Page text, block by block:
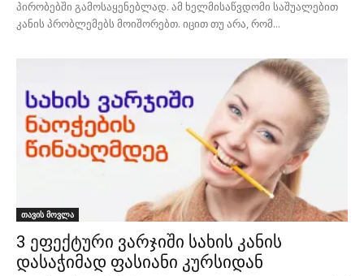
პირობებში გამოსაყენებლად. ამ ხელმისაწვდომი საშუალებით
კანის პრობლემებს მოიშორებთ. იცით თუ არა, რომ...
თავის მოვლა
3 ეფექტური ვარჯიში სახის კანის
დასაჭიმად ფასიანი კურსიდან